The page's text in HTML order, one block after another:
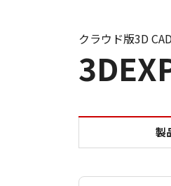
クラウド版3D CAD
製